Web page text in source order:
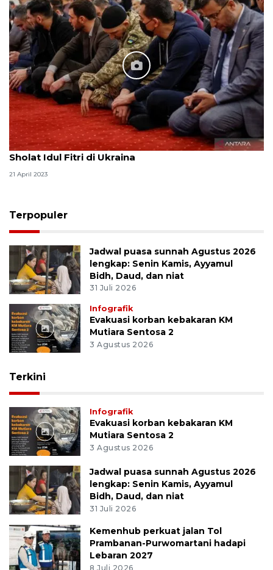
Sholat Idul Fitri di Ukraina
21 April 2023
Terpopuler
Jadwal puasa sunnah Agustus 2026
lengkap: Senin Kamis, Ayyamul
Bidh, Daud, dan niat
31 Juli 2026
Infografik
Evakuasi korban kebakaran KM
Mutiara Sentosa 2
3 Agustus 2026
Terkini
Infografik
Evakuasi korban kebakaran KM
Mutiara Sentosa 2
3 Agustus 2026
Jadwal puasa sunnah Agustus 2026
lengkap: Senin Kamis, Ayyamul
Bidh, Daud, dan niat
31 Juli 2026
Kemenhub perkuat jalan Tol
Prambanan-Purwomartani hadapi
Lebaran 2027
8 Juli 2026